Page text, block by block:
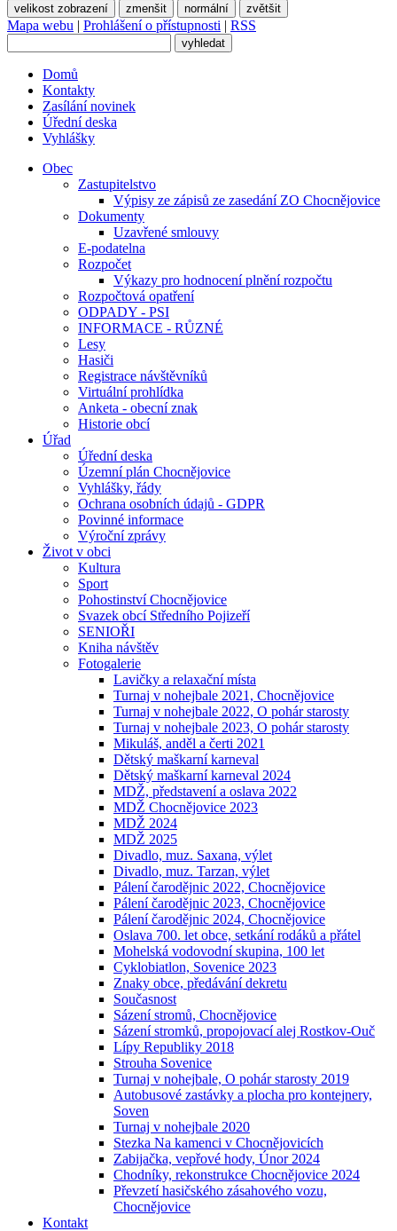
velikost zobrazení zmenšit normální zvětšit
Mapa webu | Prohlášení o přístupnosti | RSS
Domů
Kontakty
Zasílání novinek
Úřední deska
Vyhlášky
Obec
Zastupitelstvo
Výpisy ze zápisů ze zasedání ZO Chocnějovice
Dokumenty
Uzavřené smlouvy
E-podatelna
Rozpočet
Výkazy pro hodnocení plnění rozpočtu
Rozpočtová opatření
ODPADY - PSI
INFORMACE - RŮZNÉ
Lesy
Hasiči
Registrace návštěvníků
Virtuální prohlídka
Anketa - obecní znak
Historie obcí
Úřad
Úřední deska
Územní plán Chocnějovice
Vyhlášky, řády
Ochrana osobních údajů - GDPR
Povinné informace
Výroční zprávy
Život v obci
Kultura
Sport
Pohostinství Chocnějovice
Svazek obcí Středního Pojizeří
SENIOŘI
Kniha návštěv
Fotogalerie
Lavičky a relaxační místa
Turnaj v nohejbale 2021, Chocnějovice
Turnaj v nohejbale 2022, O pohár starosty
Turnaj v nohejbale 2023, O pohár starosty
Mikuláš, anděl a čerti 2021
Dětský maškarní karneval
Dětský maškarní karneval 2024
MDŽ, představení a oslava 2022
MDŽ Chocnějovice 2023
MDŽ 2024
MDŽ 2025
Divadlo, muz. Saxana, výlet
Divadlo, muz. Tarzan, výlet
Pálení čarodějnic 2022, Chocnějovice
Pálení čarodějnic 2023, Chocnějovice
Pálení čarodějnic 2024, Chocnějovice
Oslava 700. let obce, setkání rodáků a přátel
Mohelská vodovodní skupina, 100 let
Cyklobiatlon, Sovenice 2023
Znaky obce, předávání dekretu
Současnost
Sázení stromů, Chocnějovice
Sázení stromků, propojovací alej Rostkov-Ouč
Lípy Republiky 2018
Strouha Sovenice
Turnaj v nohejbale, O pohár starosty 2019
Autobusové zastávky a plocha pro kontejnery,
Soven
Turnaj v nohejbale 2020
Stezka Na kamenci v Chocnějovicích
Zabijačka, vepřové hody, Únor 2024
Chodníky, rekonstrukce Chocnějovice 2024
Převzetí hasičského zásahového vozu,
Chocnějovice
Kontakt